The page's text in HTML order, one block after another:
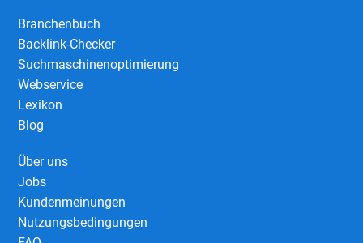
Branchenbuch
Backlink-Checker
Suchmaschinenoptimierung
Webservice
Lexikon
Blog
Über uns
Jobs
Kundenmeinungen
Nutzungsbedingungen